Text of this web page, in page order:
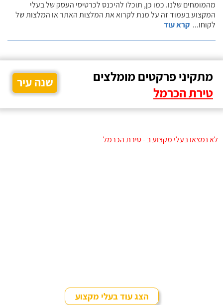
מהמומחים שלנו. כמו כן, תוכלו להיכנס לכרטיסי העסק של בעלי
המקצוע בעמוד זה על מנת לקרוא את המלצות האתר או המלצות של
לקוחו... קרא עוד
מתקיני פרקטים מומלצים
טירת הכרמל
שנה עיר
לא נמצאו בעלי מקצוע ב - טירת הכרמל
הצג עוד בעלי מקצוע